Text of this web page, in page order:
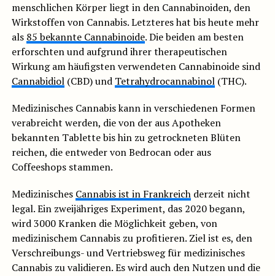
menschlichen Körper liegt in den Cannabinoiden, den
Wirkstoffen von Cannabis. Letzteres hat bis heute mehr
als 85 bekannte Cannabinoide. Die beiden am besten
erforschten und aufgrund ihrer therapeutischen
Wirkung am häufigsten verwendeten Cannabinoide sind
Cannabidiol(CBD) und Tetrahydrocannabinol(THC).
Medizinisches Cannabis kann in verschiedenen Formen
verabreicht werden, die von der aus Apotheken
bekannten Tablette bis hin zu getrockneten Blüten
reichen, die entweder von Bedrocan oder aus
Coffeeshops stammen.
Medizinisches Cannabis ist in Frankreichderzeit nicht
legal. Ein zweijähriges Experiment, das 2020 begann,
wird 3000 Kranken die Möglichkeit geben, von
medizinischem Cannabis zu profitieren. Ziel ist es, den
Verschreibungs- und Vertriebsweg für medizinisches
Cannabis zu validieren. Es wird auch den Nutzen und die